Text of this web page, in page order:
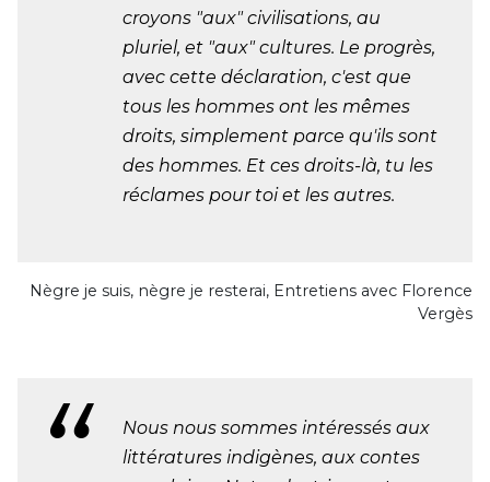
croyons "aux" civilisations, au
pluriel, et "aux" cultures. Le progrès,
avec cette déclaration, c'est que
tous les hommes ont les mêmes
droits, simplement parce qu'ils sont
des hommes. Et ces droits-là, tu les
réclames pour toi et les autres.
Nègre je suis, nègre je resterai, Entretiens avec Florence
Vergès
Nous nous sommes intéressés aux
littératures indigènes, aux contes